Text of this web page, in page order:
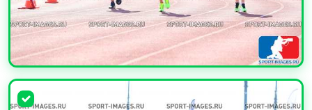
УВЕЛИЧИТЬ